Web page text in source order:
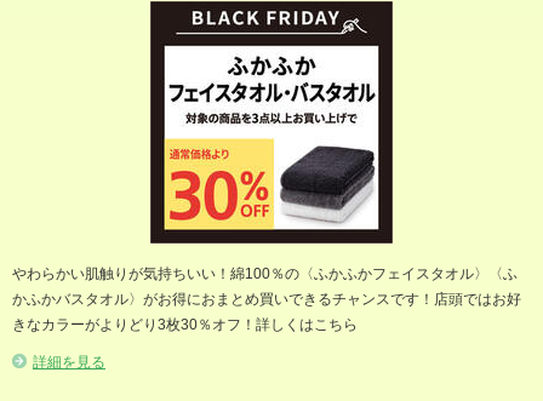
やわらかい肌触りが気持ちいい！綿100％の〈ふかふかフェイスタオル〉〈ふ
かふかバスタオル〉がお得におまとめ買いできるチャンスです！店頭ではお好
きなカラーがよりどり3枚30％オフ！詳しくはこちら
詳細を見る